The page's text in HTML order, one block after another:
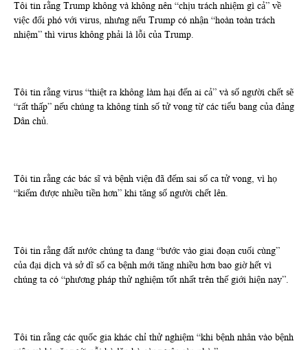
Tôi tin rằng Trump không và không nên “chịu trách nhiệm gì cả” về
việc đối phó với virus, nhưng nếu Trump có nhận “hoàn toàn trách
nhiệm” thì virus không phải là lỗi của Trump.
Tôi tin rằng virus “thiệt ra không làm hại đến ai cả” và số người chết sẽ
“rất thấp” nếu chúng ta không tính số tử vong từ các tiểu bang của đảng
Dân chủ.
Tôi tin rằng các bác sĩ và bệnh viện đã đếm sai số ca tử vong, vì họ
“kiếm được nhiều tiền hơn” khi tăng số người chết lên.
Tôi tin rằng đất nước chúng ta đang “bước vào giai đoạn cuối cùng”
của đại dịch và sở dĩ số ca bệnh mới tăng nhiều hơn bao giờ hết vì
chúng ta có “phương pháp thử nghiệm tốt nhất trên thế giới hiện nay”.
Tôi tin rằng các quốc gia khác chỉ thử nghiệm “khi bệnh nhân vào bệnh